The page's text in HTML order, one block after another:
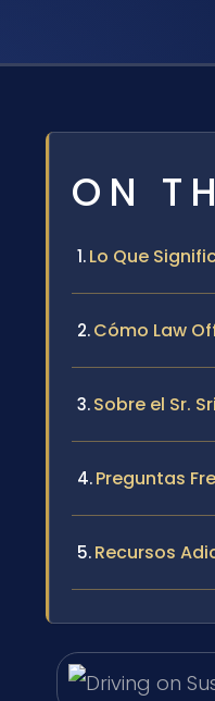
ON
Lo Que
Cómo Law
Sobre el Sr.
Preguntas
Recursos